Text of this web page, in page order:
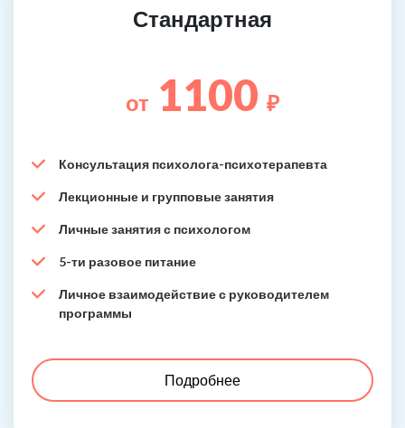
Стандартная
от 1100 ₽
Консультация психолога-психотерапевта
Лекционные и групповые занятия
Личные занятия с психологом
5-ти разовое питание
Личное взаимодействие с руководителем
программы
Подробнее